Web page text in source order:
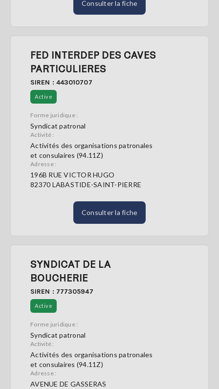
Consulter la fiche
FED INTERDEP DES CAVES
PARTICULIERES
SIREN : 443010707
Active
Forme juridique :
Syndicat patronal
Activité :
Activités des organisations patronales
et consulaires (94.11Z)
Adresse :
196B RUE VICTOR HUGO
82370 LABASTIDE-SAINT-PIERRE
Consulter la fiche
SYNDICAT DE LA
BOUCHERIE
SIREN : 777305947
Active
Forme juridique :
Syndicat patronal
Activité :
Activités des organisations patronales
et consulaires (94.11Z)
Adresse :
AVENUE DE GASSERAS